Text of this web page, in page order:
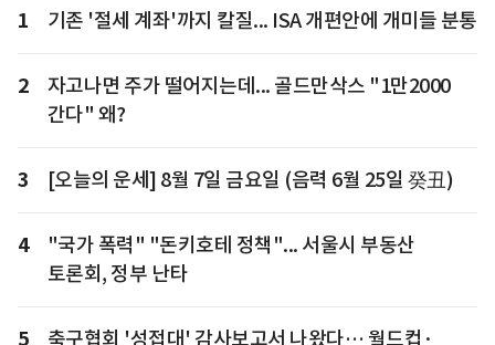
1 기존 '절세 계좌'까지 칼질... ISA 개편안에 개미들 분통
2
자고나면 주가 떨어지는데... 골드만삭스 "1만2000
간다" 왜?
3 [오늘의 운세] 8월 7일 금요일 (음력 6월 25일 癸丑)
4
"국가 폭력" "돈키호테 정책"... 서울시 부동산
토론회, 정부 난타
5
축구협회 '성접대' 감사보고서 나왔다… 월드컵·